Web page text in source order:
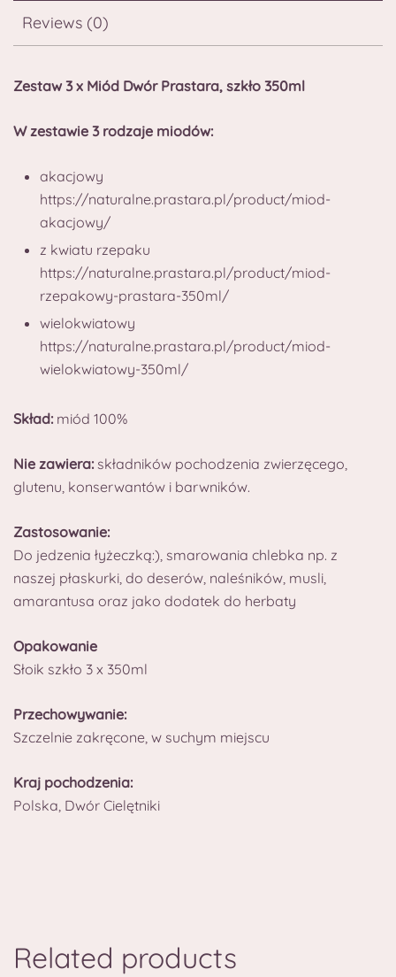
Reviews (0)
Zestaw 3 x Miód Dwór Prastara, szkło 350ml
W zestawie 3 rodzaje miodów:
akacjowy
https://naturalne.prastara.pl/product/miod-
akacjowy/
z kwiatu rzepaku
https://naturalne.prastara.pl/product/miod-
rzepakowy-prastara-350ml/
wielokwiatowy
https://naturalne.prastara.pl/product/miod-
wielokwiatowy-350ml/
Skład: miód 100%
Nie zawiera: składników pochodzenia zwierzęcego,
glutenu, konserwantów i barwników.
Zastosowanie:
Do jedzenia łyżeczką:), smarowania chlebka np. z
naszej płaskurki, do deserów, naleśników, musli,
amarantusa oraz jako dodatek do herbaty
Opakowanie
Słoik szkło 3 x 350ml
Przechowywanie:
Szczelnie zakręcone, w suchym miejscu
Kraj pochodzenia:
Polska, Dwór Cielętniki
Related products